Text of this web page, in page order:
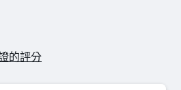
的評分